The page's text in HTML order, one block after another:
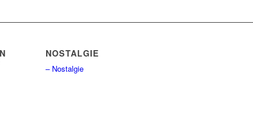
NOSTALGIE
– Nostalgie